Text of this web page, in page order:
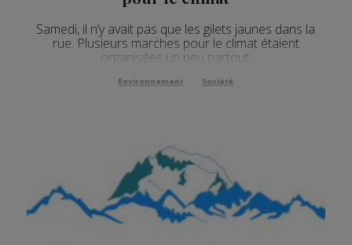
Samedi, il n’y avait pas que les gilets jaunes dans la
rue. Plusieurs marches pour le climat étaient
organisées un peu partout.
Environnement Société